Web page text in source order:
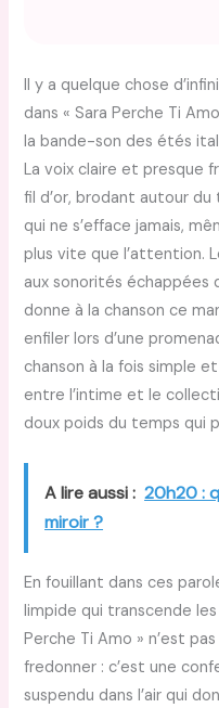
Il y a quelque chose
dans « Sara Perche Ti
la bande-son des étés
La voix claire et presque
fil d’or, brodant autour
qui ne s’efface jamais,
plus vite que l’attention.
aux sonorités échappées
donne à la chanson ce
enfiler lors d’une
chanson à la fois simple
entre l’intime et le
doux poids du temps qui
A lire aussi : 20h20 :
miroir ?
En fouillant dans ces
limpide qui transcende
Perche Ti Amo » n’est
fredonner : c’est une
suspendu dans l’air qui